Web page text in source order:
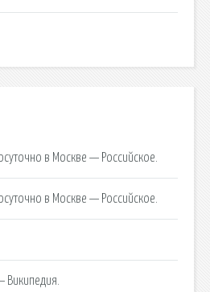
в Москве — Российское.
в Москве — Российское.